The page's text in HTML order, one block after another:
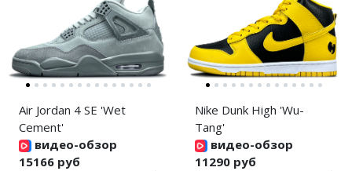
Air Jordan 4 SE 'Wet
Cement'
видео-обзор
15166 руб
Nike Dunk High 'Wu-
Tang'
видео-обзор
11290 руб